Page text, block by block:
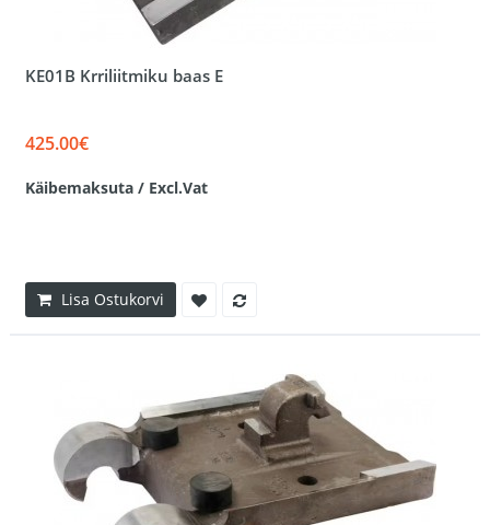
KE01B Krriliitmiku baas E
425.00€
Käibemaksuta / Excl.Vat
Lisa Ostukorvi